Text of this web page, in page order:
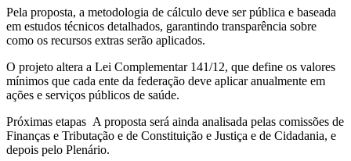
Pela proposta, a metodologia de cálculo deve ser pública e baseada
em estudos técnicos detalhados, garantindo transparência sobre
como os recursos extras serão aplicados.
O projeto altera a Lei Complementar 141/12, que define os valores
mínimos que cada ente da federação deve aplicar anualmente em
ações e serviços públicos de saúde.
Próximas etapas A proposta será ainda analisada pelas comissões de
Finanças e Tributação e de Constituição e Justiça e de Cidadania, e
depois pelo Plenário.